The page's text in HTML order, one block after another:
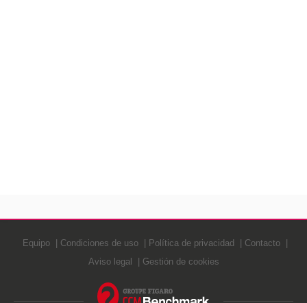
Equipo Condiciones de uso Política de privacidad
Contacto
Aviso legal
Gestión de cookies